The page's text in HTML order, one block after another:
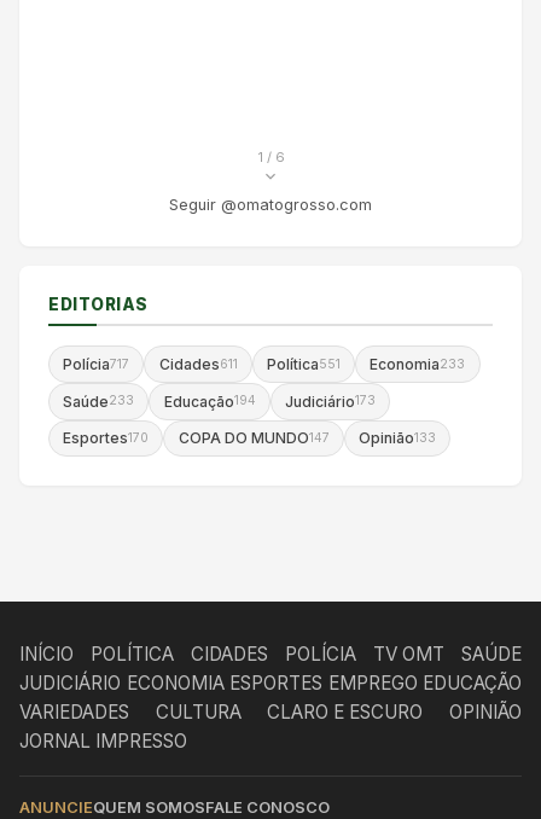
1 / 6
Seguir @omatogrosso.com
EDITORIAS
Polícia717 Cidades611 Política551 Economia233
Saúde233 Educação194 Judiciário173
Esportes170 COPA DO MUNDO147 Opinião133
INÍCIO POLÍTICA CIDADES POLÍCIA TV OMT
SAÚDE
JUDICIÁRIO ECONOMIA ESPORTES EMPREGO EDUCAÇÃO
VARIEDADES
CULTURA CLARO E ESCURO
OPINIÃO
JORNAL IMPRESSO
ANUNCIEQUEM SOMOSFALE CONOSCO